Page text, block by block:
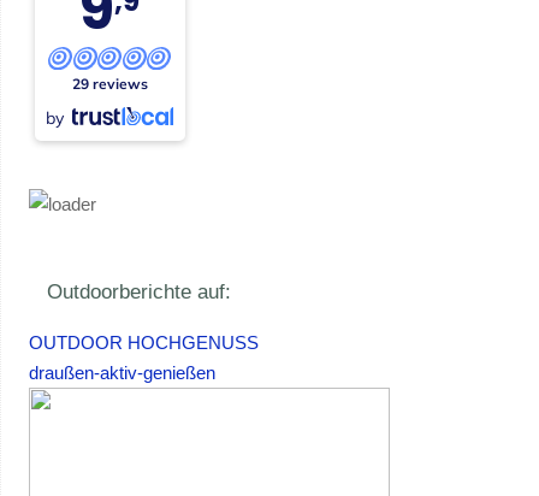
29 reviews
by
Outdoorberichte auf:
OUTDOOR HOCHGENUSS
draußen-aktiv-genießen